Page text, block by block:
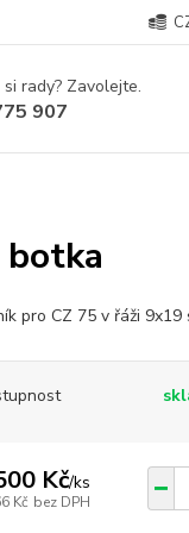
rady? Zavolejte.
907
pro CZ 75 v řáži
Kč/ks
Kč bez DPH